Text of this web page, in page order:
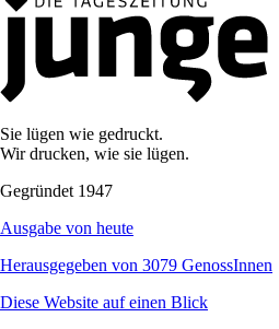
Sie lügen wie gedruckt.
Wir drucken, wie sie lügen.
Gegründet 1947
Ausgabe von heute
Herausgegeben von 3079 GenossInnen
Diese Website auf einen Blick